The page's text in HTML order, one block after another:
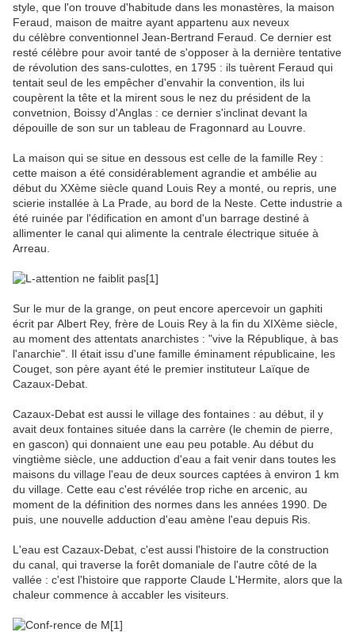
style, que l'on trouve d'habitude dans les monastères, la maison
Feraud, maison de maitre ayant appartenu aux neveux
du célèbre conventionnel Jean-Bertrand Feraud. Ce dernier est
resté célèbre pour avoir tanté de s'opposer à la dernière tentative
de révolution des sans-culottes, en 1795 : ils tuèrent Feraud qui
tentait seul de les empêcher d'envahir la convention, ils lui
coupèrent la tête et la mirent sous le nez du président de la
convetnion, Boissy d'Anglas : ce dernier s'inclinat devant la
dépouille de son sur un tableau de Fragonnard au Louvre.
La maison qui se situe en dessous est celle de la famille Rey :
cette maison a été considérablement agrandie et ambélie au
début du XXème siècle quand Louis Rey a monté, ou repris, une
scierie installée à La Prade, au bord de la Neste. Cette industrie a
été ruinée par l'édification en amont d'un barrage destiné à
allimenter le canal qui alimente la centrale électrique située à
Arreau.
Sur le mur de la grange, on peut encore apercevoir un gaphiti
écrit par Albert Rey, frère de Louis Rey à la fin du XIXème siècle,
au moment des attentats anarchistes : "vive la République, à bas
l'anarchie". Il était issu d'une famille éminament républicaine, les
Couget, son père ayant été le premier instituteur Laïque de
Cazaux-Debat.
Cazaux-Debat est aussi le village des fontaines : au début, il y
avait deux fontaines située dans la carrère (le chemin de pierre,
en gascon) qui donnaient une eau peu potable. Au début du
vingtième siècle, une adduction d'eau a fait venir dans toutes les
maisons du village l'eau de deux sources captées à environ 1 km
du village. Cette eau c'est révélée trop riche en arcenic, au
moment de la définition des normes dans les années 1990. De
puis, une nouvelle adduction d'eau amène l'eau depuis Ris.
L'eau est Cazaux-Debat, c'est aussi l'histoire de la construction
du canal, qui traverse la forêt domaniale de l'autre côté de la
vallée : c'est l'histoire que rapporte Claude L'Hermite, alors que la
chaleur commence à accabler les visiteurs.